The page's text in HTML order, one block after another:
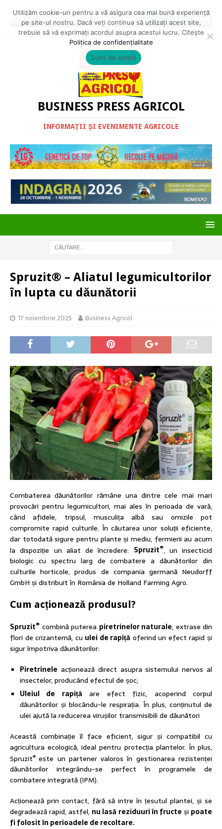
BUSINESS PRESS AGRICOL
INFORMAŢII ŞI EVENIMENTE AGRICOLE
Spruzit® – Aliatul legumicultorilor
în lupta cu dăunătorii
17 noiembrie 2025 Business Agricol
Combaterea dăunătorilor rămâne una dintre cele mai mari
provocări pentru legumicultori, mai ales în perioada de vară,
când afidele, tripsul, musculița albă sau omizile pot
compromite rapid culturile. În căutarea unor soluții eficiente,
dar totodată sigure pentru plante și mediu, fermierii au acum
la dispoziție un aliat de încredere: Spruzit®, un insecticid
biologic cu spectru larg de combatere a dăunătorilor din
culturile horticole, produs de compania germană Neudorff
GmbH și distribuit în România de Holland Farming Agro.
Cum acționează produsul?
Spruzit® combină puterea piretrinelor naturale, extrase din
flori de crizantemă, cu ulei de rapiță oferind un efect rapid și
sigur împotriva dăunătorilor:
Piretrinele acționează direct asupra sistemului nervos al
insectelor, producând efectul de șoc;
Uleiul de rapiță are efect fizic, acoperind corpul
dăunătorilor și blocându-le respirația. În plus, conținutul de
ulei ajută la reducerea virușilor transmisibili de dăunători
Această combinație îl face eficient, sigur și compatibil cu
agricultura ecologică, ideal pentru protecția plantelor. În plus,
Spruzit® este un partener valoros în gestionarea rezistenței
dăunătorilor integrându-se perfect în programele de
combatere integrată (IPM).
Acționează prin contact, fără să intre în țesutul plantei, și se
degradează rapid, astfel, nu lasă reziduuri în fructe și poate
fi folosit în perioadele de recoltare.
Utilizăm cookie-uri pentru a vă asigura cea mai bună experiență
pe site-ul nostru. Dacă veți continua să utilizați acest site,
trebuie să vă exprimați acordul asupra acestui lucru. Citește
Politica de confidențialitate
Sunt de acord